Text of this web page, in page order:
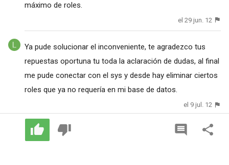
máximo de roles.
el 29 jun. 12
Ya pude solucionar el inconveniente, te agradezco tus
repuestas oportuna tu toda la aclaración de dudas, al final
me pude conectar con el sys y desde hay eliminar ciertos
roles que ya no requería en mi base de datos.
el 9 jul. 12